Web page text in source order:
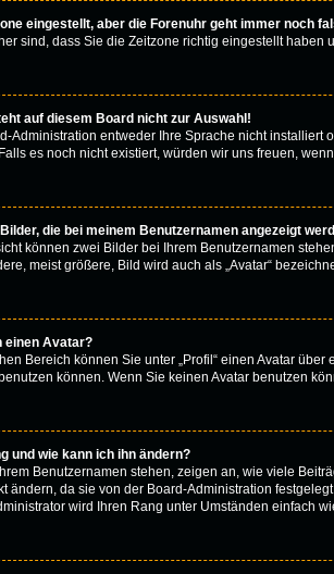
eingestellt, aber die Forenuhr geht immer noch
sind, dass Sie die Zeitzone richtig eingestellt haben
auf diesem Board nicht zur Auswahl!
Administration entweder Ihre Sprache nicht installiert
es noch nicht existiert, würden wir uns freuen,
die bei meinem Benutzernamen angezeigt
können zwei Bilder bei Ihrem Benutzernamen
meist größere, Bild wird auch als „Avatar“
einen Avatar?
Bereich können Sie unter „Profil“ einen Avatar
können. Wenn Sie keinen Avatar benutzen
und wie kann ich ihn ändern?
Benutzernamen stehen, zeigen an, wie viele
ändern, da sie von der Board-Administration
wird Ihren Rang unter Umständen einfach